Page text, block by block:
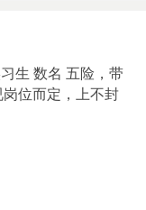
生 数名 五险，带
位而定，上不封